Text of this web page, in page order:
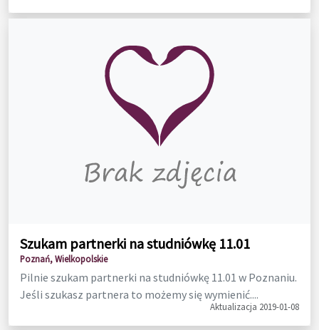
Szukam partnerki na studniówkę 11.01
Poznań, Wielkopolskie
Pilnie szukam partnerki na studniówkę 11.01 w Poznaniu.
Jeśli szukasz partnera to możemy się wymienić....
Aktualizacja 2019-01-08